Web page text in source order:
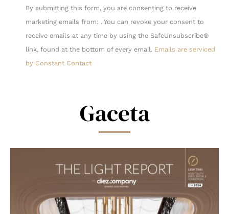
Constant
Contact
Use.
Please
leave
By submitting this form, you are consenting to receive
marketing emails from: . You can revoke your consent to
receive emails at any time by using the SafeUnsubscribe®
link, found at the bottom of every email. Emails are serviced
by Constant Contact
Gaceta